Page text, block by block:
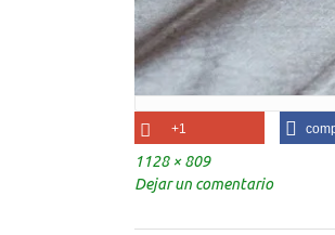
+1
Tamaño
completo
1128 × 809
Dejar un comentario